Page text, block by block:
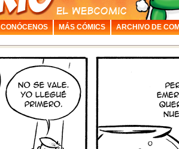
CONÓCENOS MÁS CÓMICS ARCHIVO DE